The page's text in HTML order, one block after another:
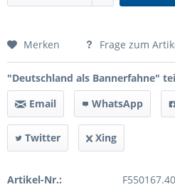
Preis anfragen
Merken Frage zum
"Deutschland als Bannerfahne"
Email
WhatsApp
Twitter Xing
Artikel-Nr.: F550167.40